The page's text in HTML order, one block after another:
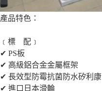
產品特色：
﹝標 配﹞
✔ PS板
✔ 高級鋁合金金屬框架
✔ 長效型防霉抗菌防水矽利康
✔ 進口日本滑輪